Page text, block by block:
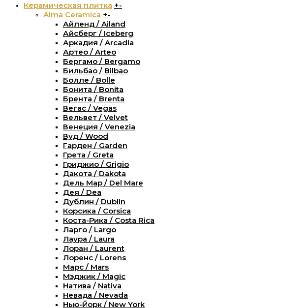
Керамическая плитка +-
Alma Ceramica +-
Айленд / Ailand
Айсберг / Iceberg
Аркадия / Arcadia
Артео / Arteo
Бергамо / Bergamo
Бильбао / Bilbao
Болле / Bolle
Бонита / Bonita
Брента / Brenta
Вегас / Vegas
Вельвет / Velvet
Венеция / Venezia
Вуд / Wood
Гарден / Garden
Грета / Greta
Гриджио / Grigio
Дакота / Dakota
Дель Мар / Del Mare
Дея / Dea
Дублин / Dublin
Корсика / Corsica
Коста-Рика / Costa Rica
Ларго / Largo
Лаура / Laura
Лоран / Laurent
Лоренс / Lorens
Марс / Mars
Мэджик / Magic
Натива / Nativa
Невада / Nevada
Нью-Йорк / New York